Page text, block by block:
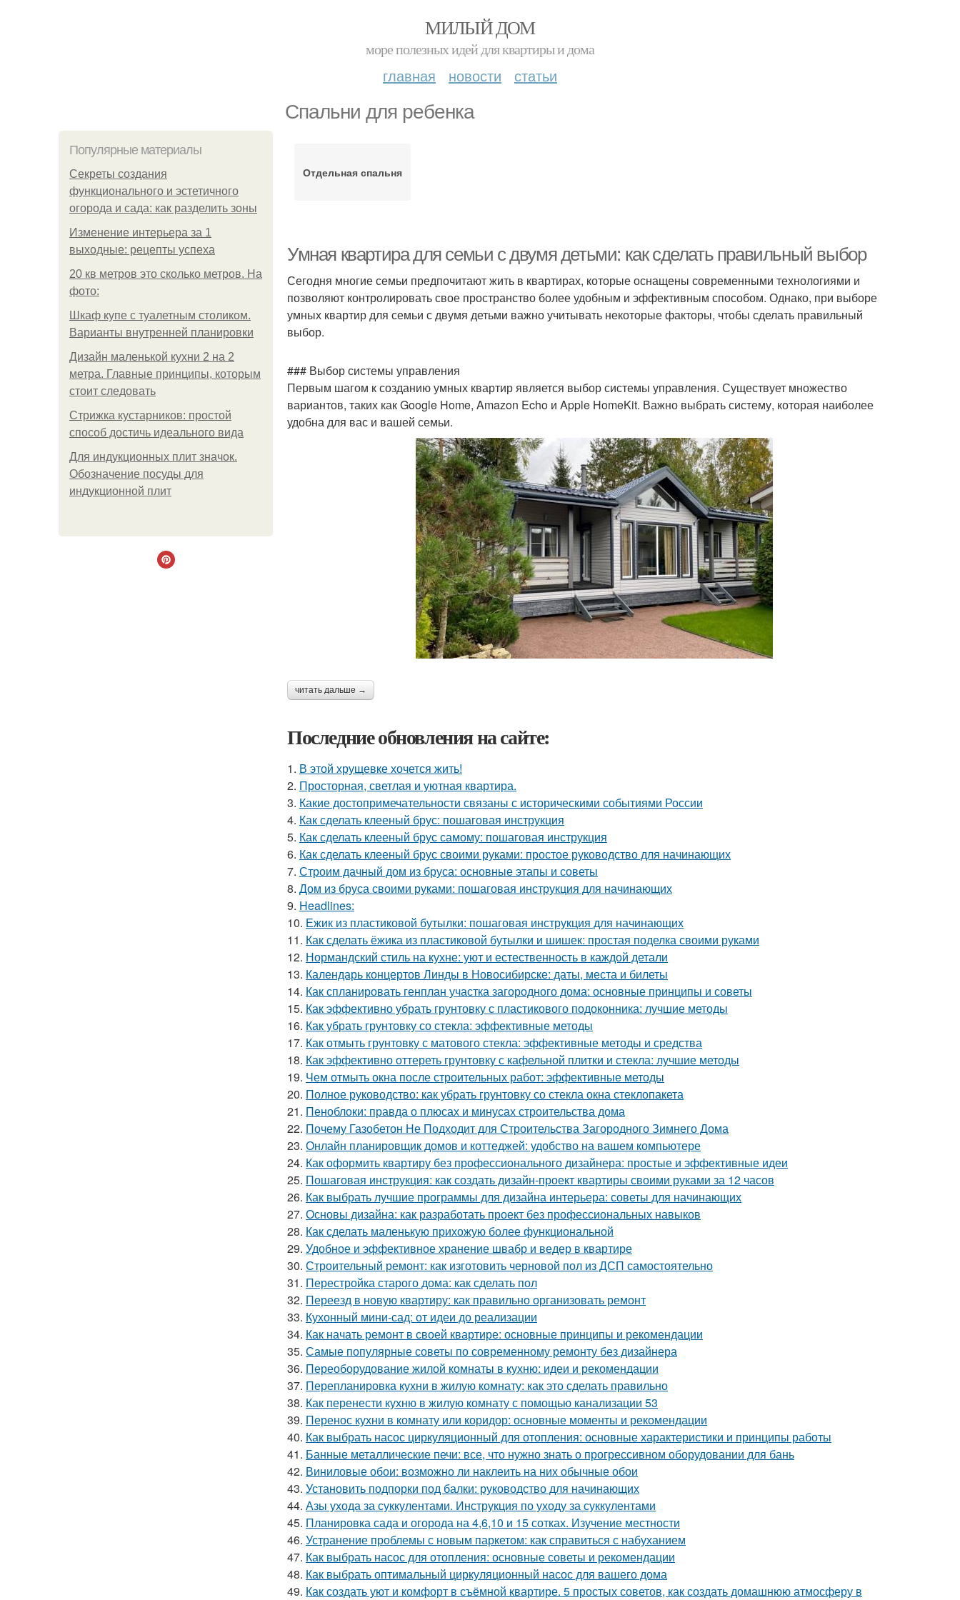
МИЛЫЙ ДОМ
море полезных идей для квартиры и дома
главная новости статьи
Спальни для ребенка
Популярные материалы
Секреты создания
функционального и эстетичного
огорода и сада: как разделить зоны
Изменение интерьера за 1
выходные: рецепты успеха
20 кв метров это сколько метров. На
фото:
Шкаф купе с туалетным столиком.
Варианты внутренней планировки
Дизайн маленькой кухни 2 на 2
метра. Главные принципы, которым
стоит следовать
Стрижка кустарников: простой
способ достичь идеального вида
Для индукционных плит значок.
Обозначение посуды для
индукционной плит
Отдельная спальня
Умная квартира для семьи с двумя детьми: как сделать правильный выбор
Сегодня многие семьи предпочитают жить в квартирах, которые оснащены современными технологиями и
позволяют контролировать свое пространство более удобным и эффективным способом. Однако, при выборе
умных квартир для семьи с двумя детьми важно учитывать некоторые факторы, чтобы сделать правильный
выбор.
### Выбор системы управления
Первым шагом к созданию умных квартир является выбор системы управления. Существует множество
вариантов, таких как Google Home, Amazon Echo и Apple HomeKit. Важно выбрать систему, которая наиболее
удобна для вас и вашей семьи.
читать дальше →
Последние обновления на сайте:
1. В этой хрущевке хочется жить!
2. Просторная, светлая и уютная квартира.
3. Какие достопримечательности связаны с историческими событиями России
4. Как сделать клееный брус: пошаговая инструкция
5. Как сделать клееный брус самому: пошаговая инструкция
6. Как сделать клееный брус своими руками: простое руководство для начинающих
7. Строим дачный дом из бруса: основные этапы и советы
8. Дом из бруса своими руками: пошаговая инструкция для начинающих
9. Headlines:
10. Ежик из пластиковой бутылки: пошаговая инструкция для начинающих
11. Как сделать ёжика из пластиковой бутылки и шишек: простая поделка своими руками
12. Нормандский стиль на кухне: уют и естественность в каждой детали
13. Календарь концертов Линды в Новосибирске: даты, места и билеты
14. Как спланировать генплан участка загородного дома: основные принципы и советы
15. Как эффективно убрать грунтовку с пластикового подоконника: лучшие методы
16. Как убрать грунтовку со стекла: эффективные методы
17. Как отмыть грунтовку с матового стекла: эффективные методы и средства
18. Как эффективно оттереть грунтовку с кафельной плитки и стекла: лучшие методы
19. Чем отмыть окна после строительных работ: эффективные методы
20. Полное руководство: как убрать грунтовку со стекла окна стеклопакета
21. Пеноблоки: правда о плюсах и минусах строительства дома
22. Почему Газобетон Не Подходит для Строительства Загородного Зимнего Дома
23. Онлайн планировщик домов и коттеджей: удобство на вашем компьютере
24. Как оформить квартиру без профессионального дизайнера: простые и эффективные идеи
25. Пошаговая инструкция: как создать дизайн-проект квартиры своими руками за 12 часов
26. Как выбрать лучшие программы для дизайна интерьера: советы для начинающих
27. Основы дизайна: как разработать проект без профессиональных навыков
28. Как сделать маленькую прихожую более функциональной
29. Удобное и эффективное хранение швабр и ведер в квартире
30. Строительный ремонт: как изготовить черновой пол из ДСП самостоятельно
31. Перестройка старого дома: как сделать пол
32. Переезд в новую квартиру: как правильно организовать ремонт
33. Кухонный мини-сад: от идеи до реализации
34. Как начать ремонт в своей квартире: основные принципы и рекомендации
35. Самые популярные советы по современному ремонту без дизайнера
36. Переоборудование жилой комнаты в кухню: идеи и рекомендации
37. Перепланировка кухни в жилую комнату: как это сделать правильно
38. Как перенести кухню в жилую комнату с помощью канализации 53
39. Перенос кухни в комнату или коридор: основные моменты и рекомендации
40. Как выбрать насос циркуляционный для отопления: основные характеристики и принципы работы
41. Банные металлические печи: все, что нужно знать о прогрессивном оборудовании для бань
42. Виниловые обои: возможно ли наклеить на них обычные обои
43. Установить подпорки под балки: руководство для начинающих
44. Азы ухода за суккулентами. Инструкция по уходу за суккулентами
45. Планировка сада и огорода на 4,6,10 и 15 сотках. Изучение местности
46. Устранение проблемы с новым паркетом: как справиться с набуханием
47. Как выбрать насос для отопления: основные советы и рекомендации
48. Как выбрать оптимальный циркуляционный насос для вашего дома
49. Как создать уют и комфорт в съёмной квартире. 5 простых советов, как создать домашнюю атмосферу в